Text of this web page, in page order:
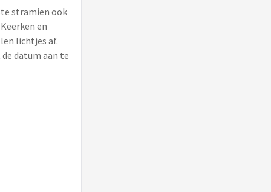
stramien ook
en
lichtjes af.
datum aan te